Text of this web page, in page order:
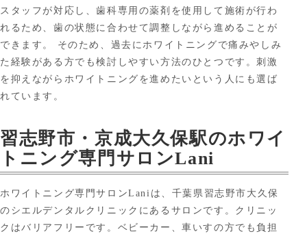
スタッフが対応し、歯科専用の薬剤を使用して施術が行わ
れるため、歯の状態に合わせて調整しながら進めることが
できます。 そのため、過去にホワイトニングで痛みやしみ
た経験がある方でも検討しやすい方法のひとつです。刺激
を抑えながらホワイトニングを進めたいという人にも選ば
れています。
習志野市・京成大久保駅のホワイ
トニング専門サロンLani
ホワイトニング専門サロンLaniは、千葉県習志野市大久保
のシエルデンタルクリニックにあるサロンです。クリニッ
クはバリアフリーです。ベビーカー、車いすの方でも負担